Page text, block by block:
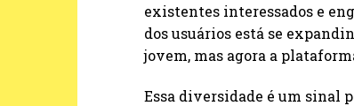
existentes interessados e
dos usuários está se
jovem, mas agora a
Essa diversidade é um sinal